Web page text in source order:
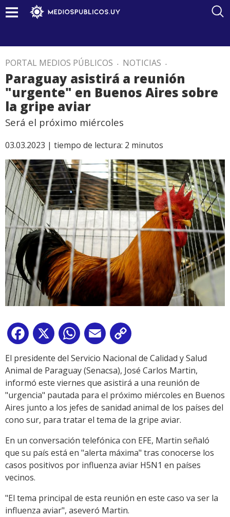
PORTAL MEDIOS PÚBLICOS . NOTICIAS .
Paraguay asistirá a reunión
"urgente" en Buenos Aires sobre
la gripe aviar
Será el próximo miércoles
03.03.2023 | tiempo de lectura: 2 minutos
Facebook
X WhatsApp
Email
Link
El presidente del Servicio Nacional de Calidad y Salud
Animal de Paraguay (Senacsa), José Carlos Martin,
informó este viernes que asistirá a una reunión de
"urgencia" pautada para el próximo miércoles en Buenos
Aires junto a los jefes de sanidad animal de los países del
cono sur, para tratar el tema de la gripe aviar.
En un conversación telefónica con EFE, Martin señaló
que su país está en "alerta máxima" tras conocerse los
casos positivos por influenza aviar H5N1 en países
vecinos.
"El tema principal de esta reunión en este caso va ser la
influenza aviar", aseveró Martin.